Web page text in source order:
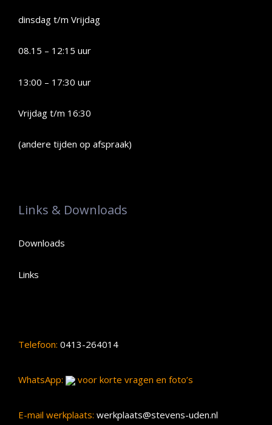
dinsdag t/m Vrijdag
08.15 – 12:15 uur
13:00 – 17:30 uur
Vrijdag t/m 16:30
(andere tijden op afspraak)
Links & Downloads
Downloads
Links
Telefoon: 0413-264014
WhatsApp: voor korte vragen en foto’s
E-mail werkplaats: werkplaats@stevens-uden.nl